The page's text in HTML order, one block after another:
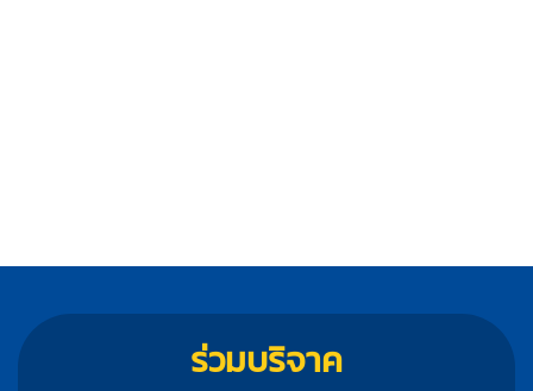
ร่วมบริจาค